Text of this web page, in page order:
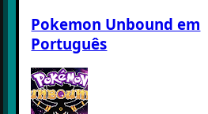
Pokemon Unbound em
Português